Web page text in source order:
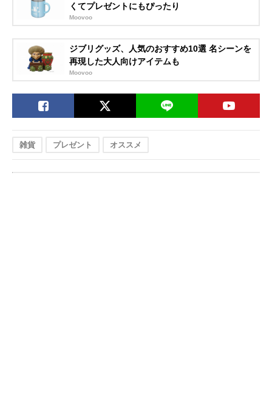
くてプレゼントにもぴったり
Moovoo
ジブリグッズ、人気のおすすめ10選 名シーンを
再現した大人向けアイテムも
Moovoo
雑貨 プレゼント オススメ